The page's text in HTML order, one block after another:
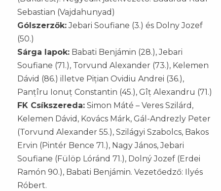
Sebastian (Vajdahunyad)
Gólszerzők:Jebari Soufiane (3.) és Dolny Jozef
(50.)
Sárga lapok: Babati Benjámin (28.), Jebari
Soufiane (71.), Torvund Alexander (73.), Kelemen
Dávid (86.) illetve Pițian Ovidiu Andrei (36.),
Panțîru Ionuț Constantin (45.), Gîț Alexandru (71.)
FK Csíkszereda: Simon Máté – Veres Szilárd,
Kelemen Dávid, Kovács Márk, Gál-Andrezly Peter
(Torvund Alexander 55.), Szilágyi Szabolcs, Bakos
Ervin (Pintér Bence 71.), Nagy János, Jebari
Soufiane (Fülöp Lóránd 71.), Dolný Jozef (Erdei
Ramón 90.), Babati Benjámin. Vezetőedző: Ilyés
Róbert.